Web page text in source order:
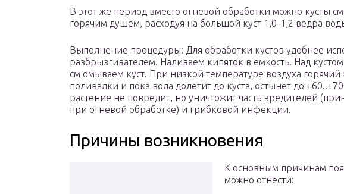
В этот же период вместо огневой обработки можно кусты
горячим душем, расходуя на большой куст 1,0-1,2 ведра
Выполнение процедуры: Для обработки кустов удобнее
разбрызгивателем. Наливаем кипяток в емкость. Над
см омываем куст. При низкой температуре воздуха
поливалки и пока вода долетит до куста, остынет до
растение не повредит, но уничтожит часть вредителей
при огневой обработке) и грибковой инфекции.
Причины возникновения
К основным причинам
можно отнести: